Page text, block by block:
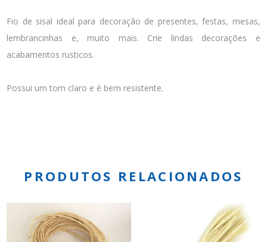
Fio de sisal ideal para decoração de presentes, festas, mesas,
lembrancinhas e, muito mais. Crie lindas decorações e
acabamentos rusticos.
Possui um tom claro e é bem resistente.
PRODUTOS RELACIONADOS